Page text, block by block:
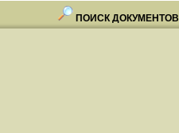
ПОИСК ДОКУМЕНТОВ